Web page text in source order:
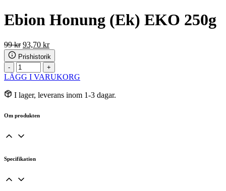
Ebion Honung (Ek) EKO 250g
99kr Det
ursprungliga
priset
var:
99 kr.
93,70 krDet
nuvarande
priset
är:
93,70 kr.
Prishistorik
-
Ebion
Honung
EKO
250g
+
LÄGG I VARUKORG
I lager, leverans inom 1-3 dagar.
Om produkten
Specifikation